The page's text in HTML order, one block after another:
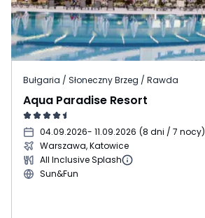
Bułgaria / Słoneczny Brzeg / Rawda
Aqua Paradise Resort
04.09.2026- 11.09.2026 (8 dni / 7 nocy)
Warszawa, Katowice
All Inclusive Splash
Sun&Fun